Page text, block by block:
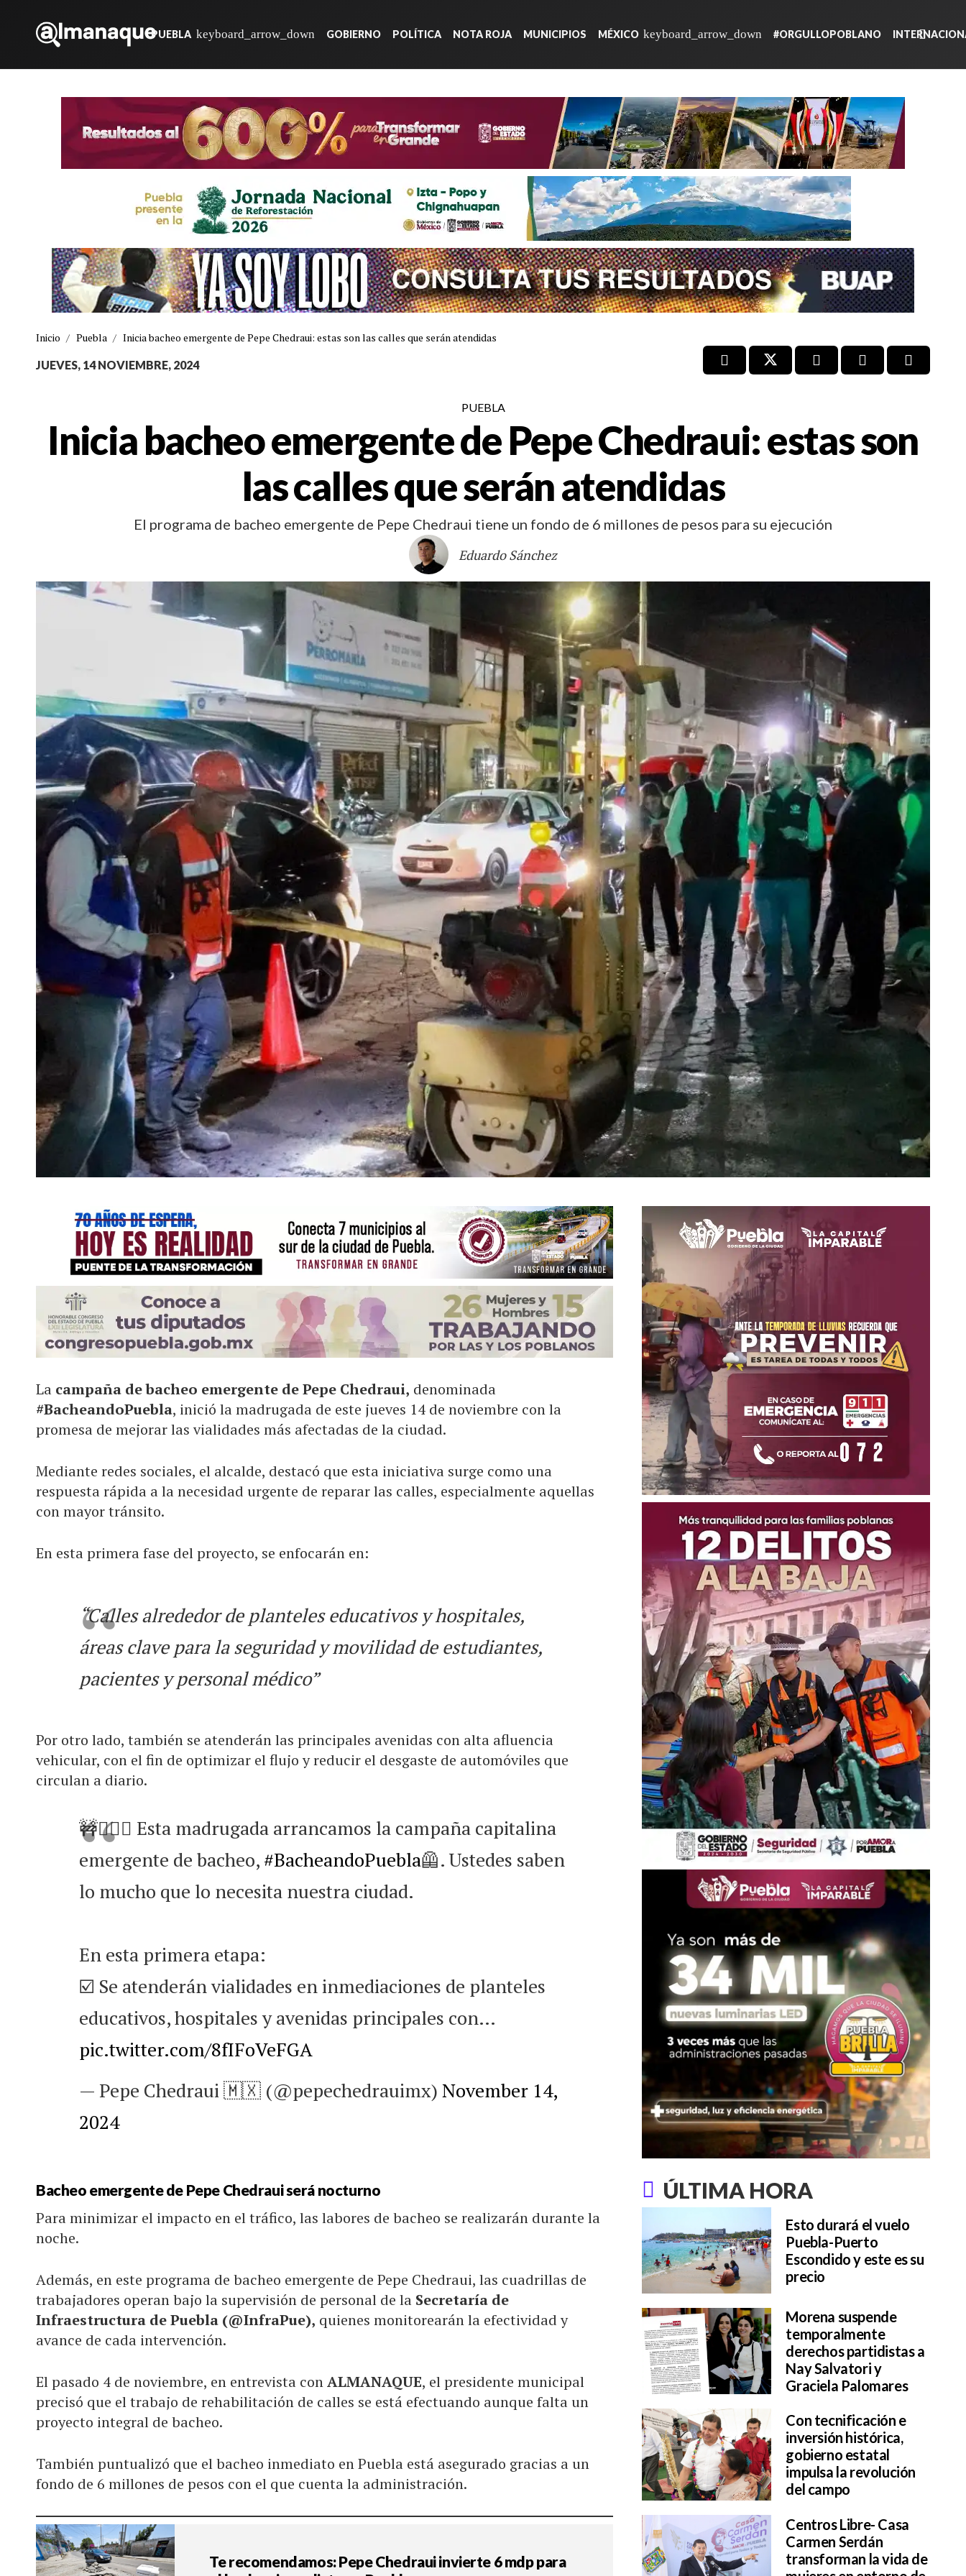
PUEBLA GOBIERNO POLÍTICA NOTA ROJA MUNICIPIOS MÉXICO #ORGULLOPOBLANO
Inicio / Puebla / Inicia bacheo emergente de Pepe Chedraui: estas son las calles que serán atendidas
JUEVES, 14 NOVIEMBRE, 2024
PUEBLA
Inicia bacheo emergente de Pepe Chedraui: estas son
las calles que serán atendidas
El programa de bacheo emergente de Pepe Chedraui tiene un fondo de 6 millones de pesos para su ejecución
Eduardo Sánchez
La campaña de bacheo emergente de Pepe Chedraui, denominada
#BacheandoPuebla, inició la madrugada de este jueves 14 de noviembre con la
promesa de mejorar las vialidades más afectadas de la ciudad.
Mediante redes sociales, el alcalde, destacó que esta iniciativa surge como una
respuesta rápida a la necesidad urgente de reparar las calles, especialmente aquellas
con mayor tránsito.
En esta primera fase del proyecto, se enfocarán en:
“Calles alrededor de planteles educativos y hospitales,
áreas clave para la seguridad y movilidad de estudiantes,
pacientes y personal médico”
Por otro lado, también se atenderán las principales avenidas con alta afluencia
vehicular, con el fin de optimizar el flujo y reducir el desgaste de automóviles que
circulan a diario.
🚧👷🏻‍♂️ Esta madrugada arrancamos la campaña capitalina
emergente de bacheo, #BacheandoPuebla🦺. Ustedes saben
lo mucho que lo necesita nuestra ciudad.
En esta primera etapa:
☑️ Se atenderán vialidades en inmediaciones de planteles
educativos, hospitales y avenidas principales con…
pic.twitter.com/8fIFoVeFGA
— Pepe Chedraui 🇲🇽 (@pepechedrauimx) November 14,
2024
Bacheo emergente de Pepe Chedraui será nocturno
Para minimizar el impacto en el tráfico, las labores de bacheo se realizarán durante la
noche.
Además, en este programa de bacheo emergente de Pepe Chedraui, las cuadrillas de
trabajadores operan bajo la supervisión de personal de la Secretaría de
Infraestructura de Puebla (@InfraPue), quienes monitorearán la efectividad y
avance de cada intervención.
El pasado 4 de noviembre, en entrevista conALMANAQUE, el presidente municipal
precisó que el trabajo de rehabilitación de calles se está efectuando aunque falta un
proyecto integral de bacheo.
También puntualizó que el bacheo inmediato en Puebla está asegurado gracias a un
fondo de 6 millones de pesos con el que cuenta la administración.
Te recomendamos: Pepe Chedraui invierte 6 mdp para
ÚLTIMA HORA
Esto durará el vuelo
Puebla-Puerto
Escondido y este es su
precio
Morena suspende
temporalmente
derechos partidistas a
Nay Salvatori y
Graciela Palomares
Con tecnificación e
inversión histórica,
gobierno estatal
impulsa la revolución
del campo
Centros Libre- Casa
Carmen Serdán
transforman la vida de